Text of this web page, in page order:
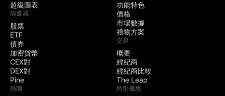
超級圖表
篩選器
股票
ETF
債券
加密貨幣
CEX對
DEX對
Pine
熱圖
功能特色
價格
市場數據
禮物方案
交易
概要
經紀商
經紀商比較
The Leap
特別優惠